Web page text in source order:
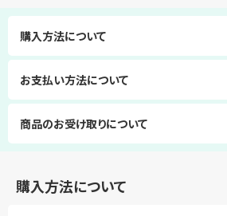
購入方法について
お支払い方法について
商品のお受け取りについて
購入方法について